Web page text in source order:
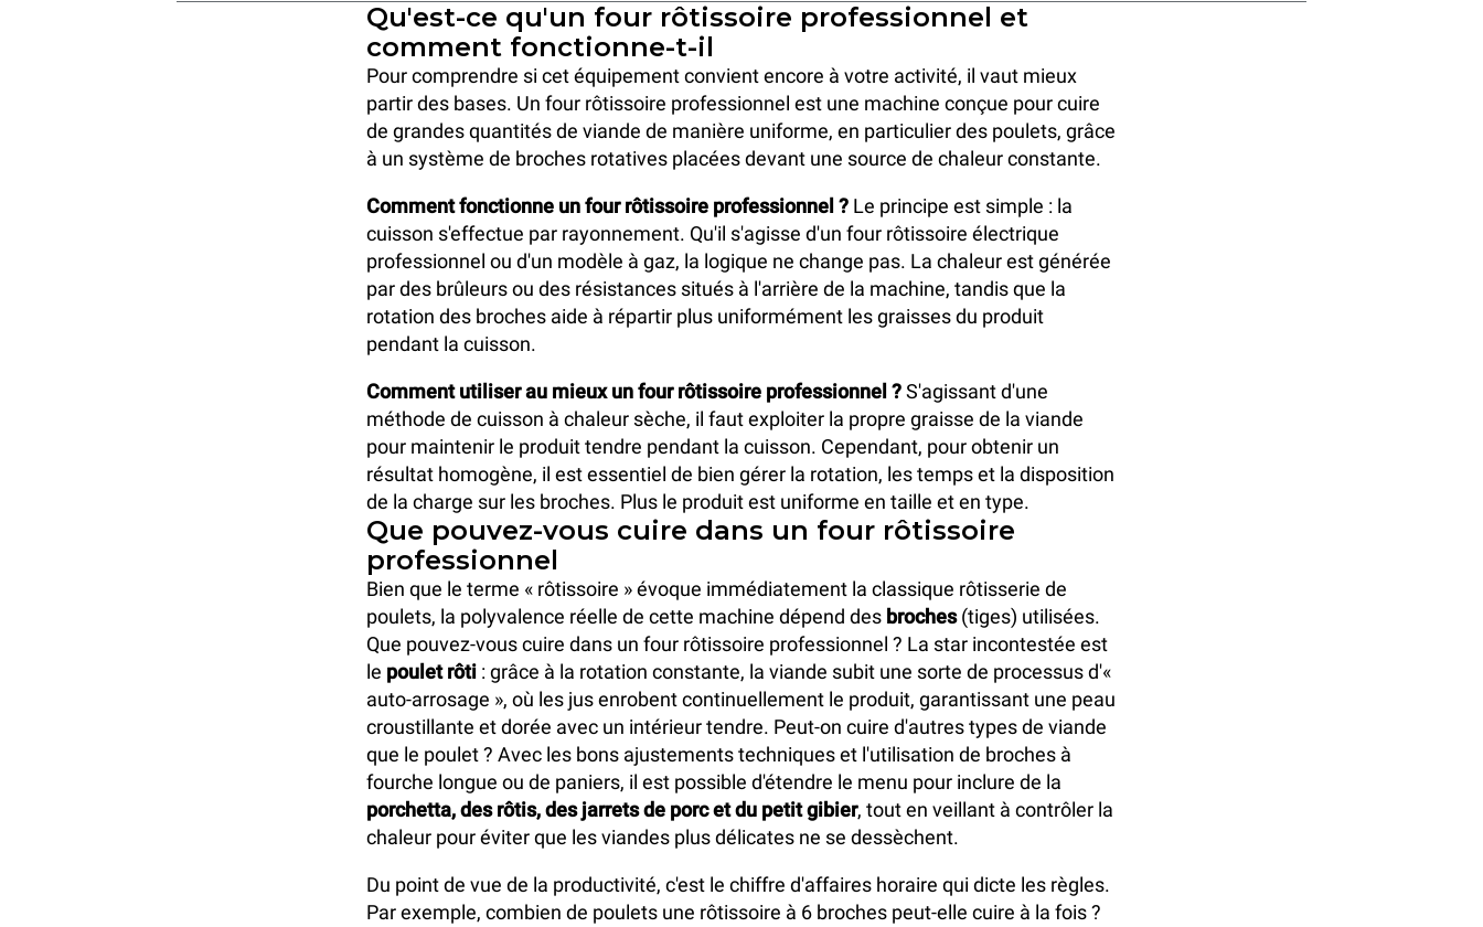
Qu'est-ce qu'un four rôtissoire professionnel et
comment fonctionne-t-il
Pour comprendre si cet équipement convient encore à votre activité, il vaut mieux
partir des bases. Un four rôtissoire professionnel est une machine conçue pour cuire
de grandes quantités de viande de manière uniforme, en particulier des poulets, grâce
à un système de broches rotatives placées devant une source de chaleur constante.
Comment fonctionne un four rôtissoire professionnel ? Le principe est simple : la
cuisson s'effectue par rayonnement. Qu'il s'agisse d'un four rôtissoire électrique
professionnel ou d'un modèle à gaz, la logique ne change pas. La chaleur est générée
par des brûleurs ou des résistances situés à l'arrière de la machine, tandis que la
rotation des broches aide à répartir plus uniformément les graisses du produit
pendant la cuisson.
Comment utiliser au mieux un four rôtissoire professionnel ?S'agissant d'une
méthode de cuisson à chaleur sèche, il faut exploiter la propre graisse de la viande
pour maintenir le produit tendre pendant la cuisson. Cependant, pour obtenir un
résultat homogène, il est essentiel de bien gérer la rotation, les temps et la disposition
de la charge sur les broches. Plus le produit est uniforme en taille et en type.
Que pouvez-vous cuire dans un four rôtissoire
professionnel
Bien que le terme « rôtissoire » évoque immédiatement la classique rôtisserie de
poulets, la polyvalence réelle de cette machine dépend des broches(tiges) utilisées.
Que pouvez-vous cuire dans un four rôtissoire professionnel ? La star incontestée est
le poulet rôti : grâce à la rotation constante, la viande subit une sorte de processus d'«
auto-arrosage », où les jus enrobent continuellement le produit, garantissant une peau
croustillante et dorée avec un intérieur tendre. Peut-on cuire d'autres types de viande
que le poulet ? Avec les bons ajustements techniques et l'utilisation de broches à
fourche longue ou de paniers, il est possible d'étendre le menu pour inclure de la
porchetta, des rôtis, des jarrets de porc et du petit gibier, tout en veillant à contrôler la
chaleur pour éviter que les viandes plus délicates ne se dessèchent.
Du point de vue de la productivité, c'est le chiffre d'affaires horaire qui dicte les règles.
Par exemple, combien de poulets une rôtissoire à 6 broches peut-elle cuire à la fois ?